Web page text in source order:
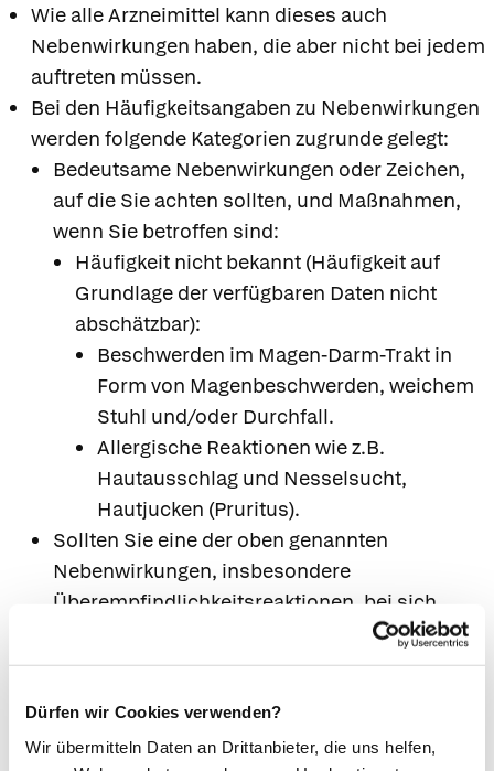
Dürfen wir Cookies verwenden?
Wir übermitteln Daten an Drittanbieter, die uns helfen,
Wie alle Arzneimittel kann dieses auch
Nebenwirkungen haben, die aber nicht bei jedem
auftreten müssen.
Bei den Häufigkeitsangaben zu Nebenwirkungen
werden folgende Kategorien zugrunde gelegt:
Bedeutsame Nebenwirkungen oder Zeichen,
auf die Sie achten sollten, und Maßnahmen,
wenn Sie betroffen sind:
Häufigkeit nicht bekannt (Häufigkeit auf
Grundlage der verfügbaren Daten nicht
abschätzbar):
Beschwerden im Magen-Darm-Trakt in
Form von Magenbeschwerden, weichem
Stuhl und/oder Durchfall.
Allergische Reaktionen wie z.B.
Hautausschlag und Nesselsucht,
Hautjucken (Pruritus).
Sollten Sie eine der oben genannten
Nebenwirkungen, insbesondere
Überempfindlichkeitsreaktionen, bei sich
beobachten, setzen Sie das Arzneimittel ab
und informieren Sie Ihren Arzt, damit er über
erforderliche Maßnahmen entscheiden kann.
Wenn Sie Nebenwirkungen bemerken, wenden